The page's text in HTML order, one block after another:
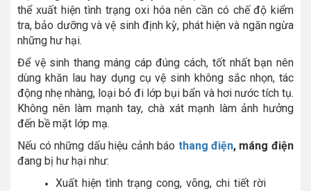
thể xuất hiện tình trạng oxi hóa nên cần có chế độ kiểm
tra, bảo dưỡng và vệ sinh định kỳ, phát hiện và ngăn ngừa
những hư hại.
Để vệ sinh thang máng cáp đúng cách, tốt nhất bạn nên
dùng khăn lau hay dụng cụ vệ sinh không sắc nhọn, tác
động nhẹ nhàng, loại bỏ đi lớp bụi bẩn và hơi nước tích tụ.
Không nên làm mạnh tay, chà xát mạnh làm ảnh hưởng
đến bề mặt lớp mạ.
Nếu có những dấu hiệu cảnh báo thang điện, máng điện
đang bị hư hại như:
Xuất hiện tình trạng cong, võng, chi tiết rời